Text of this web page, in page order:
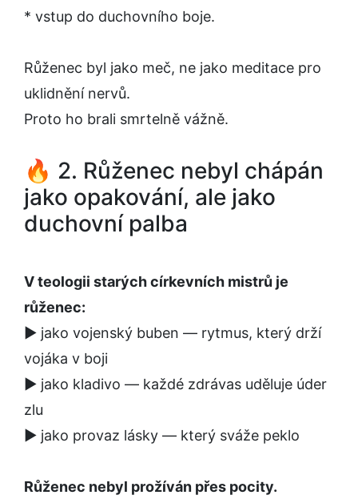
* vstup do duchovního boje.
Růženec byl jako meč, ne jako meditace pro
uklidnění nervů.
Proto ho brali smrtelně vážně.
🔥 2. Růženec nebyl chápán
jako opakování, ale jako
duchovní palba
V teologii starých církevních mistrů je
růženec:
▶️ jako vojenský buben — rytmus, který drží
vojáka v boji
▶️ jako kladivo — každé zdrávas uděluje úder
zlu
▶️ jako provaz lásky — který sváže peklo
Růženec nebyl prožíván přes pocity.